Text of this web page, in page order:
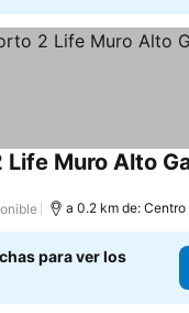
Life Muro Alto
a 0.2 km de:
para ver los